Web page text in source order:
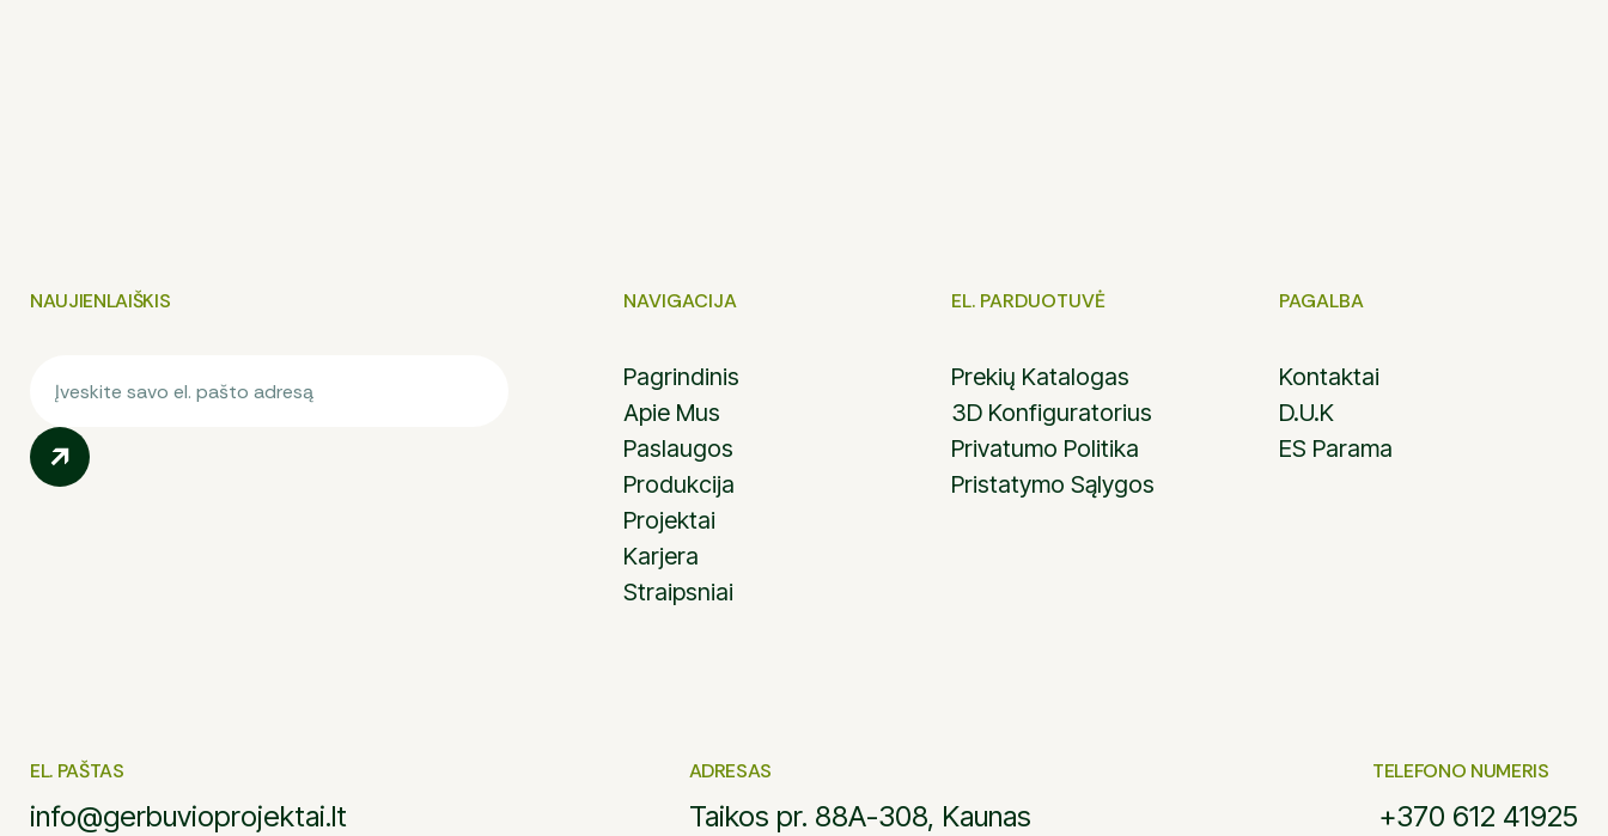
NAUJIENLAIŠKIS NAVIGACIJA
Pagrindinis
Apie Mus
Paslaugos
Produkcija
Projektai
Karjera
Straipsniai
EL. PARDUOTUVĖ
Prekių Katalogas
3D Konfiguratorius
Privatumo Politika
Pristatymo Sąlygos
PAGALBA
Kontaktai
D.U.K
ES Parama
EL. PAŠTAS
info@gerbuvioprojektai.lt
ADRESAS
Taikos pr. 88A-308, Kaunas
TELEFONO NUMERIS
+370 612 41925